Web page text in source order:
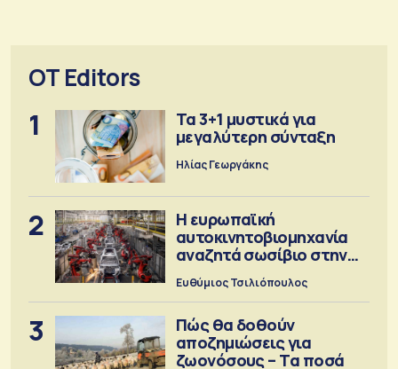
OT Editors
1
Τα 3+1 μυστικά για
μεγαλύτερη σύνταξη
Ηλίας Γεωργάκης
2
Η ευρωπαϊκή
αυτοκινητοβιομηχανία
αναζητά σωσίβιο στην
Κίνα
Ευθύμιος Τσιλιόπουλος
3
Πώς θα δοθούν
αποζημιώσεις για
ζωονόσους – Τα ποσά